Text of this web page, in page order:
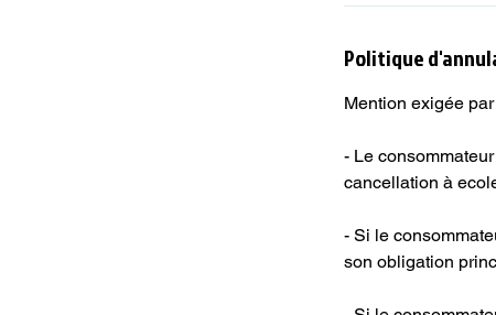
Politique
Mention exigée
- Le
cancellation à
- Si le
son obligation